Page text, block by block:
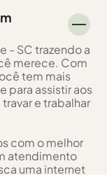
- SC trazendo a
merece. Com
tem mais
para assistir aos
e trabalhar
com o melhor
atendimento
uma internet